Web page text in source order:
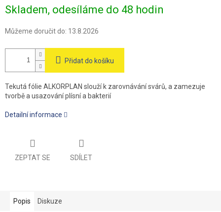
cena:
Skladem, odesíláme do 48 hodin
Můžeme doručit do: 13.8.2026
Přidat do košíku
Tekutá fólie ALKORPLAN slouží k zarovnávání svárů, a zamezuje
tvorbě a usazování plísní a bakterií
Detailní informace
ZEPTAT SE SDÍLET
Popis Diskuze